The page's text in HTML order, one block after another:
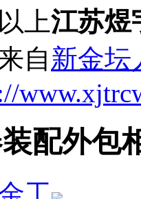
上江苏煜
自新金坛
配外包